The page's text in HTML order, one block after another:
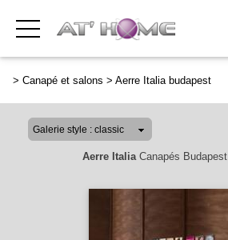
> Canapé et salons > Aerre Italia budapest
Aerre ItaliaCanapés Budapest